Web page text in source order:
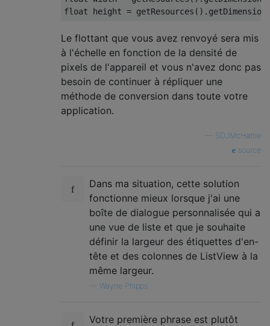
float height = getResources (). getDimension
Le flottant que vous avez renvoyé sera mis
à l'échelle en fonction de la densité de
pixels de l'appareil et vous n'avez donc pas
besoin de continuer à répliquer une
méthode de conversion dans toute votre
application.
SDJMcHattie
source
Dans ma situation, cette solution
fonctionne mieux lorsque j'ai une
boîte de dialogue personnalisée qui a
une vue de liste et que je souhaite
définir la largeur des étiquettes d'en-
tête et des colonnes de ListView à la
même largeur.
Wayne Phipps
Votre première phrase est plutôt